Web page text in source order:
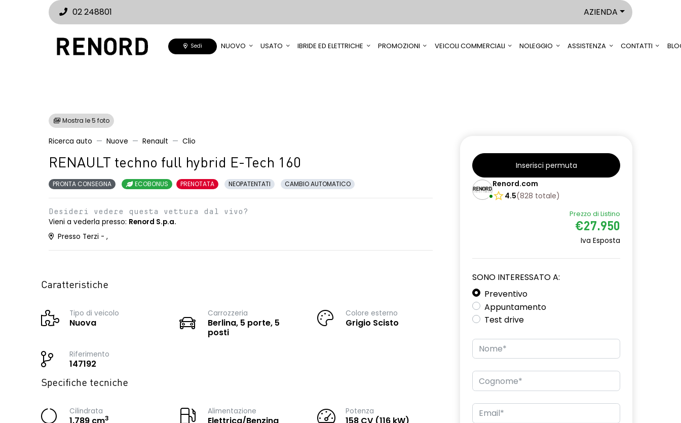
02 248801 AZIENDA
Sedi NUOVO USATO IBRIDE ED ELETTRICHE PROMOZIONI VEICOLI COMMERCIALI NOLEGGIO ASSISTENZA CONTATTI
Mostra le 5 foto
Ricerca auto Nuove Renault Clio
RENAULT techno full hybrid E-Tech 160
PRONTA CONSEGNA ECOBONUS PRENOTATA NEOPATENTATI CAMBIO AUTOMATICO
Desideri vedere questa vettura dal vivo?
Vieni a vederla presso: Renord S.p.a.
Presso Terzi - ,
Caratteristiche
Tipo di veicolo
Nuova
Carrozzeria
Berlina, 5 porte, 5
posti
Colore esterno
Grigio Scisto
Riferimento
147192
Specifiche tecniche
Cilindrata
3
Alimentazione Potenza
Inserisci permuta
Renord.com
4.5(828 totale)
Prezzo di Listino
€27.950
Iva Esposta
SONO INTERESSATO A:
Preventivo
Appuntamento
Test drive